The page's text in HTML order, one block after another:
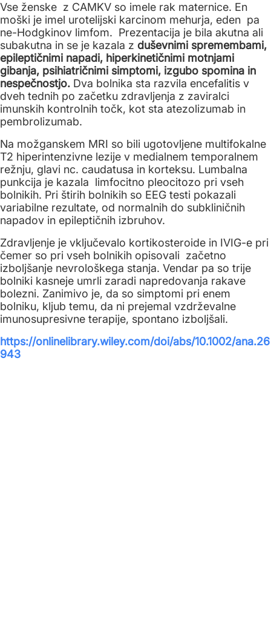
Vse ženske z CAMKV so imele rak maternice. En
moški je imel urotelijski karcinom mehurja, eden pa
ne-Hodgkinov limfom. Prezentacija je bila akutna ali
subakutna in se je kazala z duševnimi spremembami,
epileptičnimi napadi, hiperkinetičnimi motnjami
gibanja, psihiatričnimi simptomi, izgubo spomina in
nespečnostjo. Dva bolnika sta razvila encefalitis v
dveh tednih po začetku zdravljenja z zaviralci
imunskih kontrolnih točk, kot sta atezolizumab in
pembrolizumab.
Na možganskem MRI so bili ugotovljene multifokalne
T2 hiperintenzivne lezije v medialnem temporalnem
režnju, glavi nc. caudatusa in korteksu. Lumbalna
punkcija je kazala limfocitno pleocitozo pri vseh
bolnikih. Pri štirih bolnikih so EEG testi pokazali
variabilne rezultate, od normalnih do subkliničnih
napadov in epileptičnih izbruhov.
Zdravljenje je vključevalo kortikosteroide in IVIG-e pri
čemer so pri vseh bolnikih opisovali začetno
izboljšanje nevrološkega stanja. Vendar pa so trije
bolniki kasneje umrli zaradi napredovanja rakave
bolezni. Zanimivo je, da so simptomi pri enem
bolniku, kljub temu, da ni prejemal vzdrževalne
imunosupresivne terapije, spontano izboljšali.
https://onlinelibrary.wiley.com/doi/abs/10.1002/ana.26
943